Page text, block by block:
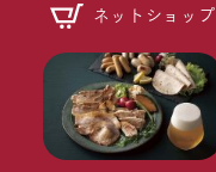
ネットショップ